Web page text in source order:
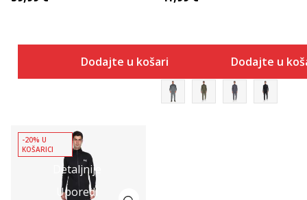
Dodajte u košaricu Dodajte u
Detaljnije
Uporedi
-20% U
KOŠARICI